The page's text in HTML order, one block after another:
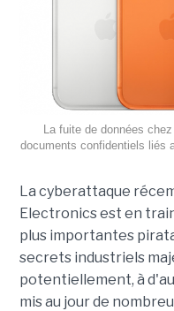
La fuite de données
documents confidentiels liés
La cyberattaque
Electronics est en
plus importantes
secrets industriels
potentiellement, à
mis au jour de